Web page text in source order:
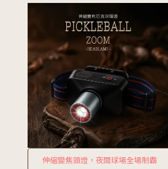
伸縮變焦頭燈，夜間球場全場制霸